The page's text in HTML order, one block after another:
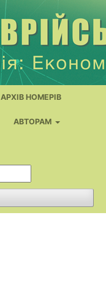
АРХІВ НОМЕРІВ
АВТОРАМ